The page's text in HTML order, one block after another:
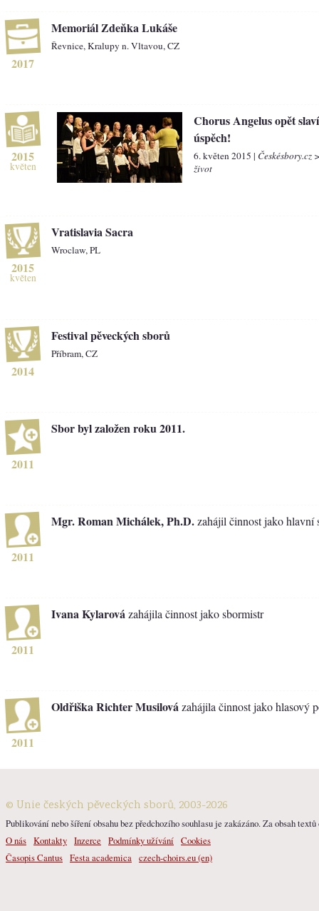
2017
Memoriál Zdeňka Lukáše
Řevnice, Kralupy n. Vltavou, CZ
2015
květen
Chorus Angelus opět
úspěch!
6. květen 2015 | Českésbory.cz
život
2015
květen
Vratislavia Sacra
Wroclaw, PL
2014
Festival pěveckých sborů
Příbram, CZ
2011
Sbor byl založen roku 2011.
2011
Mgr. Roman Michálek, Ph.D.zahájil činnost jako hlavní
2011
Ivana Kylarová zahájila činnost jako sbormistr
2011
Oldřiška Richter Musilová zahájila činnost jako hlasový
© Unie českých pěveckých sborů, 2003-2026
Publikování nebo šíření obsahu bez předchozího souhlasu je zakázáno. Za obsah
O nás Kontakty Inzerce Podmínky užívání Cookies
Časopis Cantus Festa academica czech-choirs.eu (en)